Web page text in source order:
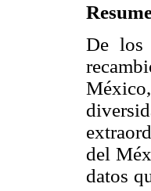
De los
del
datos